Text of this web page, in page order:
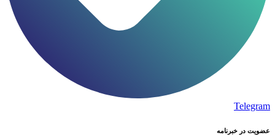
Telegram
عضویت در خبرنامه